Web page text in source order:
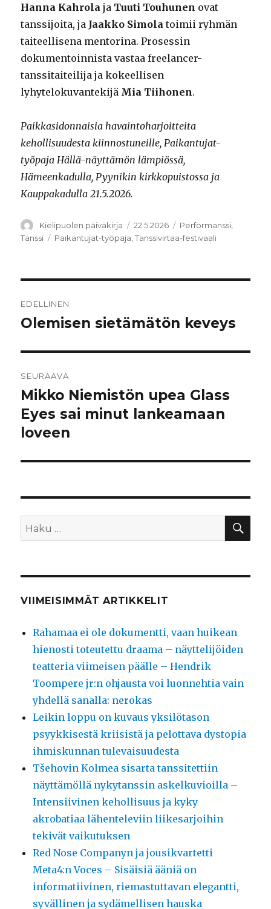
Hanna Kahrola ja Tuuti Touhunen ovat
tanssijoita, ja Jaakko Simola toimii ryhmän
taiteellisena mentorina. Prosessin
dokumentoinnista vastaa freelancer-
tanssitaiteilija ja kokeellisen
lyhytelokuvantekijä Mia Tiihonen.
Paikkasidonnaisia havaintoharjoitteita
kehollisuudesta kiinnostuneille, Paikantujat-
työpaja Hällä-näyttämön lämpiössä,
Hämeenkadulla, Pyynikin kirkkopuistossa ja
Kauppakadulla 21.5.2026.
Kirjoittaja
Kielipuolen päiväkirja Julkaistu
22.5.2026 Kategoriat
Performanssi
Tanssi
Avainsanat
Paikantujat-työpaja ,Tanssivirtaa-festivaali
selaus
EDELLINEN
Edellinen
Olemisen sietämätön keveys
SEURAAVA
Seuraava
artikkeli:
Mikko Niemistön upea Glass
Eyes sai minut lankeamaan
loveen
Etsi:
VIIMEISIMMÄT ARTIKKELIT
Rahamaa ei ole dokumentti, vaan huikean
hienosti toteutettu draama – näyttelijöiden
teatteria viimeisen päälle – Hendrik
Toompere jr:n ohjausta voi luonnehtia vain
yhdellä sanalla: nerokas
Leikin loppu on kuvaus yksilötason
psyykkisestä kriisistä ja pelottava dystopia
ihmiskunnan tulevaisuudesta
Tšehovin Kolmea sisarta tanssitettiin
näyttämöllä nykytanssin askelkuvioilla –
Intensiivinen kehollisuus ja kyky
akrobatiaa lähenteleviin liikesarjoihin
tekivät vaikutuksen
Red Nose Companyn ja jousikvartetti
Meta4:n Voces – Sisäisiä ääniä on
informatiivinen, riemastuttavan elegantti,
syvällinen ja sydämellisen hauska